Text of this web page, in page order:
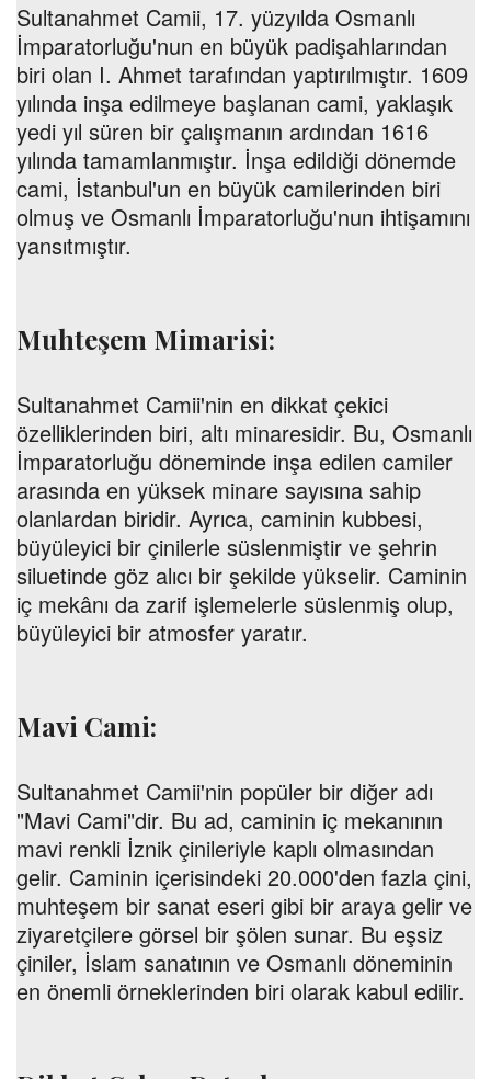
Sultanahmet Camii, 17. yüzyılda Osmanlı
İmparatorluğu'nun en büyük padişahlarından
biri olan I. Ahmet tarafından yaptırılmıştır. 1609
yılında inşa edilmeye başlanan cami, yaklaşık
yedi yıl süren bir çalışmanın ardından 1616
yılında tamamlanmıştır. İnşa edildiği dönemde
cami, İstanbul'un en büyük camilerinden biri
olmuş ve Osmanlı İmparatorluğu'nun ihtişamını
yansıtmıştır.
Muhteşem Mimarisi:
Sultanahmet Camii'nin en dikkat çekici
özelliklerinden biri, altı minaresidir. Bu, Osmanlı
İmparatorluğu döneminde inşa edilen camiler
arasında en yüksek minare sayısına sahip
olanlardan biridir. Ayrıca, caminin kubbesi,
büyüleyici bir çinilerle süslenmiştir ve şehrin
siluetinde göz alıcı bir şekilde yükselir. Caminin
iç mekânı da zarif işlemelerle süslenmiş olup,
büyüleyici bir atmosfer yaratır.
Mavi Cami:
Sultanahmet Camii'nin popüler bir diğer adı
"Mavi Cami"dir. Bu ad, caminin iç mekanının
mavi renkli İznik çinileriyle kaplı olmasından
gelir. Caminin içerisindeki 20.000'den fazla çini,
muhteşem bir sanat eseri gibi bir araya gelir ve
ziyaretçilere görsel bir şölen sunar. Bu eşsiz
çiniler, İslam sanatının ve Osmanlı döneminin
en önemli örneklerinden biri olarak kabul edilir.